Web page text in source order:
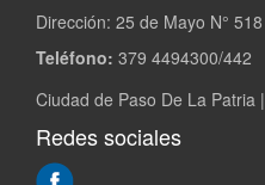
Dirección: 25 de Mayo N° 518
Teléfono: 379 4494300/442
Ciudad de Paso De La Patria |
Redes sociales